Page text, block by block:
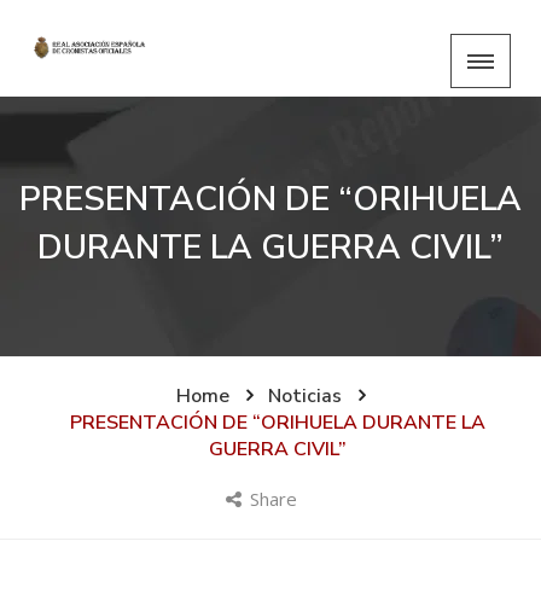
PRESENTACIÓN DE “ORIHUELA
DURANTE LA GUERRA CIVIL”
Home
Noticias
PRESENTACIÓN DE “ORIHUELA DURANTE LA
GUERRA CIVIL”
Share